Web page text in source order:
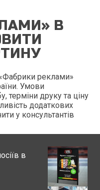
В
реклами»
Умови
терміни друку та ціну
додаткових
у консультантів
в